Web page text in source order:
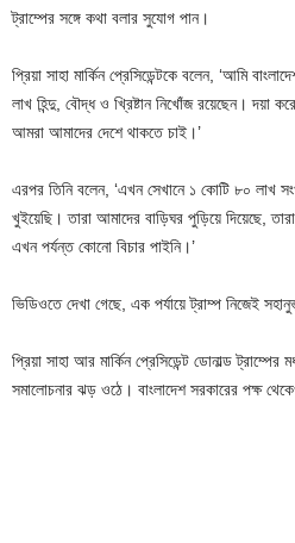
ট্রাম্পের সঙ্গে কথা বলার সুযোগ পান।
প্রিয়া সাহা মার্কিন প্রেসিডেন্টকে বলেন, ‘আমি
লাখ হিন্দু, বৌদ্ধ ও খ্রিষ্টান নিখোঁজ রয়েছেন। দয়া
আমরা আমাদের দেশে থাকতে চাই।’
এরপর তিনি বলেন, ‘এখন সেখানে ১ কোটি ৮০ লাখ
খুইয়েছি। তারা আমাদের বাড়িঘর পুড়িয়ে দিয়েছে,
এখন পর্যন্ত কোনো বিচার পাইনি।’
ভিডিওতে দেখা গেছে, এক পর্যায়ে ট্রাম্প নিজেই
প্রিয়া সাহা আর মার্কিন প্রেসিডেন্ট ডোনাল্ড
সমালোচনার ঝড় ওঠে। বাংলাদেশ সরকারের পক্ষ